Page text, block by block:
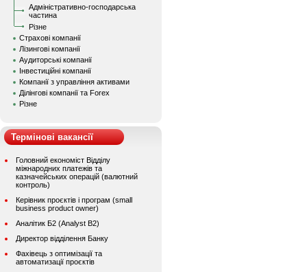
Адміністративно-господарська
частина
Різне
Страхові компанії
Лізингові компанії
Аудиторські компанії
Інвестиційні компанії
Компанії з управління активами
Ділінгові компанії та Forex
Різне
Термінові вакансії
Головний економіст Відділу
міжнародних платежів та
казначейських операцій (валютний
контроль)
Керівник проєктів і програм (small
business product owner)
Аналітик Б2 (Analyst B2)
Директор відділення Банку
Фахівець з оптимізації та
автоматизації проєктів